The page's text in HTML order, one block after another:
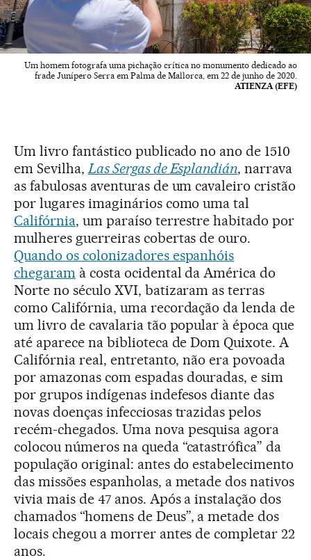
Um homem fotografa uma pichação crítica no monumento dedicado ao
frade Junípero Serra em Palma de Mallorca, em 22 de junho de 2020.
ATIENZA (EFE)
Um livro fantástico publicado no ano de 1510
em Sevilha, Las Sergas de Esplandián, narrava
as fabulosas aventuras de um cavaleiro cristão
por lugares imaginários como uma tal
Califórnia, um paraíso terrestre habitado por
mulheres guerreiras cobertas de ouro.
Quando os colonizadores espanhóis
chegaram à costa ocidental da América do
Norte no século XVI, batizaram as terras
como Califórnia, uma recordação da lenda de
um livro de cavalaria tão popular à época que
até aparece na biblioteca de Dom Quixote. A
Califórnia real, entretanto, não era povoada
por amazonas com espadas douradas, e sim
por grupos indígenas indefesos diante das
novas doenças infecciosas trazidas pelos
recém-chegados. Uma nova pesquisa agora
colocou números na queda “catastrófica” da
população original: antes do estabelecimento
das missões espanholas, a metade dos nativos
vivia mais de 47 anos. Após a instalação dos
chamados “homens de Deus”, a metade dos
locais chegou a morrer antes de completar 22
anos.